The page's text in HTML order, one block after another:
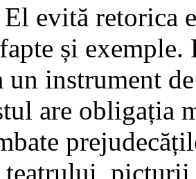
El evită retorica
și
un instrument
are obligația
picturii